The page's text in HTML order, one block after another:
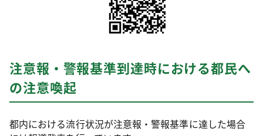
注意報・警報基準到達時における都民へ
の注意喚起
都内における流行状況が注意報・警報基準に達した場合